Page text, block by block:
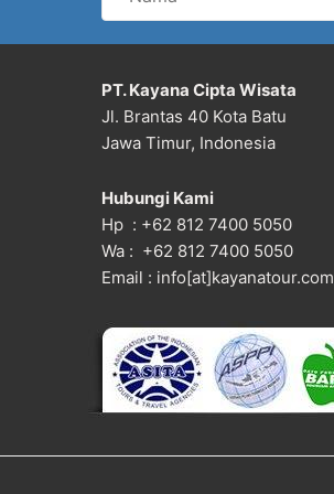
PT. Kayana Cipta Wisata
Jl. Brantas 40 Kota Batu
Jawa Timur, Indonesia
Hubungi Kami
Hp : +62 812 7400 5050
Wa : +62 812 7400 5050
Email : info[at]kayanatour.com